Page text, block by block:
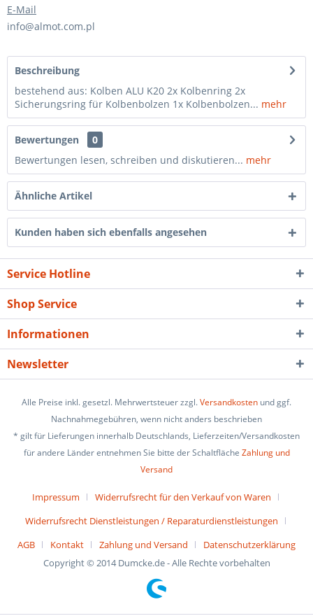
E-Mail
info@almot.com.pl
Beschreibung
bestehend aus: Kolben ALU K20 2x Kolbenring 2x
Sicherungsring für Kolbenbolzen 1x Kolbenbolzen... mehr
Bewertungen
0
Bewertungen lesen, schreiben und diskutieren... mehr
Ähnliche Artikel
Kunden haben sich ebenfalls angesehen
Service Hotline
Shop Service
Informationen
Newsletter
Alle Preise inkl. gesetzl. Mehrwertsteuer zzgl.Versandkosten und ggf.
Nachnahmegebühren, wenn nicht anders beschrieben
* gilt für Lieferungen innerhalb Deutschlands, Lieferzeiten/Versandkosten
für andere Länder entnehmen Sie bitte der Schaltfläche Zahlung und
Versand
Impressum
Widerrufsrecht für den Verkauf von Waren
Widerrufsrecht Dienstleistungen / Reparaturdienstleistungen
AGB
Kontakt Zahlung und Versand
Datenschutzerklärung
Copyright © 2014 Dumcke.de - Alle Rechte vorbehalten